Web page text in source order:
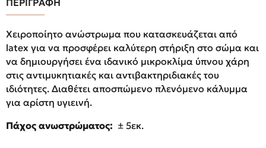
Χειροποίητο ανώστρωμα που κατασκευάζεται από
latex για να προσφέρει καλύτερη στήριξη στο σώμα και
να δημιουργήσει ένα ιδανικό μικροκλίμα ύπνου χάρη
στις αντιμυκητιακές και αντιβακτηριδιακές του
ιδιότητες. Διαθέτει αποσπώμενο πλενόμενο κάλυμμα
για αρίστη υγιεινή.
Πάχος ανωστρώματος: ± 5εκ.